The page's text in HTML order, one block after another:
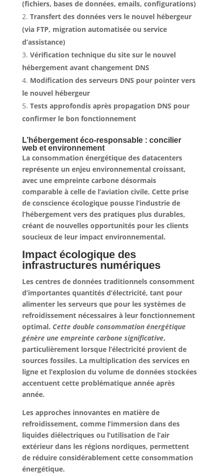
(fichiers, bases de données, emails, configurations)
Transfert des donnéesvers le nouvel hébergeur
(via FTP, migration automatisée ou service
d’assistance)
Vérification techniquedu site sur le nouvel
hébergement avant changement DNS
Modification des serveurs DNS pour pointer vers
le nouvel hébergeur
Tests approfondisaprès propagation DNS pour
confirmer le bon fonctionnement
L’hébergement éco-responsable : concilier
web et environnement
La consommation énergétique des datacenters
représente un enjeu environnemental croissant,
avec une empreinte carbone désormais
comparable à celle de l’aviation civile. Cette prise
de conscience écologique pousse l’industrie de
l’hébergement vers des pratiques plus durables,
créant de nouvelles opportunités pour les clients
soucieux de leur impact environnemental.
Impact écologique des
infrastructures numériques
Les centres de données traditionnels consomment
d’importantes quantités d’électricité, tant pour
alimenter les serveurs que pour les systèmes de
refroidissement nécessaires à leur fonctionnement
optimal. Cette double consommation énergétique
génère une empreinte carbone significative,
particulièrement lorsque l’électricité provient de
sources fossiles. La multiplication des services en
ligne et l’explosion du volume de données stockées
accentuent cette problématique année après
année.
Les approches innovantes en matière de
refroidissement, comme l’immersion dans des
liquides diélectriques ou l’utilisation de l’air
extérieur dans les régions nordiques, permettent
de réduire considérablement cette consommation
énergétique.